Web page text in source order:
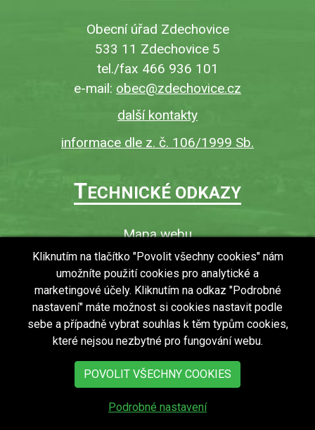
Obecní úřad Zdechovice
533 11 Zdechovice 5
tel./fax 466 936 101
e-mail: obec@zdechovice.cz
další kontakty
informace dle z. č. 106/1999 Sb.
TECHNICKÉ ODKAZY
Mapa webu
O webu
Povinně zveřejňované informace
Ochrana osobních údajů (GDPR)
Vyhledávání
RSS
Bezbariérový přístup v obci
copyright © 2018 - 2026Obec Zdechovice
Kliknutím na tlačítko "Povolit všechny cookies" nám
umožníte použití cookies pro analytické a
marketingové účely. Kliknutím na odkaz "Podrobné
nastavení" máte možnost si cookies nastavit podle
sebe a případně vybrat souhlas k těm typům cookies,
které nejsou nezbytné pro fungování webu.
POVOLIT VŠECHNY COOKIES
Podrobné nastavení